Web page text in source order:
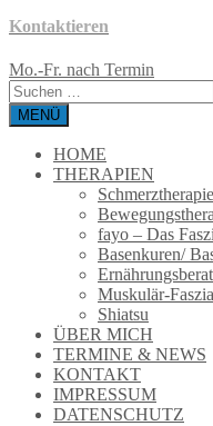
Kontaktieren
Mo.-Fr. nach Termin
Suchen
nach:
MENÜ
HOME
THERAPIEN
fayo – Das
Basenkuren/
Muskulär-
Shiatsu
ÜBER MICH
TERMINE & NEWS
KONTAKT
IMPRESSUM
DATENSCHUTZ